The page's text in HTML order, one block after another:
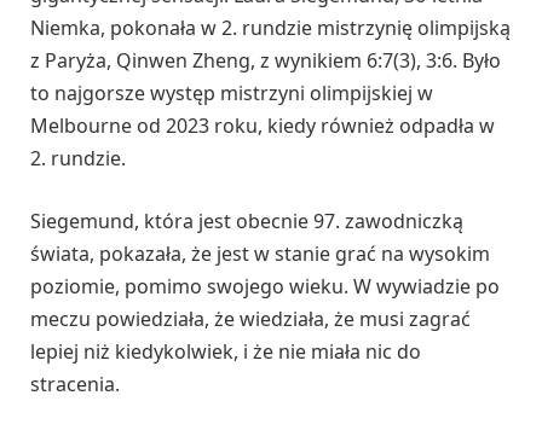
Niemka, pokonała w 2. rundzie mistrzynię olimpijską
z Paryża, Qinwen Zheng, z wynikiem 6:7(3), 3:6. Było
to najgorsze występ mistrzyni olimpijskiej w
Melbourne od 2023 roku, kiedy również odpadła w
2. rundzie.
Siegemund, która jest obecnie 97. zawodniczką
świata, pokazała, że jest w stanie grać na wysokim
poziomie, pomimo swojego wieku. W wywiadzie po
meczu powiedziała, że wiedziała, że musi zagrać
lepiej niż kiedykolwiek, i że nie miała nic do
stracenia.